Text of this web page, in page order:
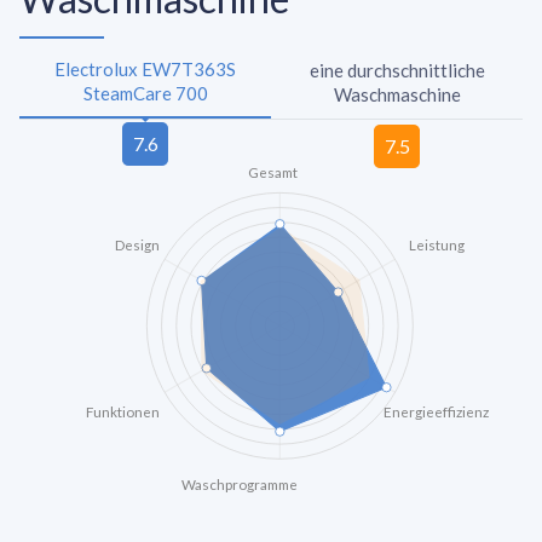
Electrolux EW7T363S
SteamCare 700
eine durchschnittliche
Waschmaschine
Gesamt
Leistung
Energieeffizienz
Waschprogramme
Funktionen
Design